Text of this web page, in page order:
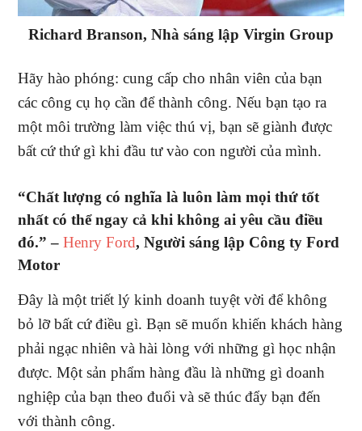
Richard Branson, Nhà sáng lập Virgin Group
Hãy hào phóng: cung cấp cho nhân viên của bạn
các công cụ họ cần để thành công. Nếu bạn tạo ra
một môi trường làm việc thú vị, bạn sẽ giành được
bất cứ thứ gì khi đầu tư vào con người của mình.
“Chất lượng có nghĩa là luôn làm mọi thứ tốt
nhất có thể ngay cả khi không ai yêu cầu điều
đó.” –Henry Ford, Người sáng lập Công ty Ford
Motor
Đây là một triết lý kinh doanh tuyệt vời để không
bỏ lỡ bất cứ điều gì. Bạn sẽ muốn khiến khách hàng
phải ngạc nhiên và hài lòng với những gì học nhận
được. Một sản phẩm hàng đầu là những gì doanh
nghiệp của bạn theo đuổi và sẽ thúc đẩy bạn đến
với thành công.